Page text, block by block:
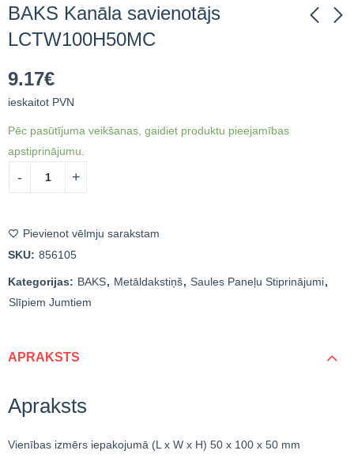
BAKS Kanāla savienotājs
LCTW100H50MC
9.17€
ieskaitot PVN
Pēc pasūtījuma veikšanas, gaidiet produktu pieejamības
apstiprinājumu.
Pievienot vēlmju sarakstam
SKU: 856105
Kategorijas: BAKS, Metāldakstiņš, Saules Paneļu Stiprinājumi,
Slīpiem Jumtiem
APRAKSTS
Apraksts
Vienības izmērs iepakojumā (L x W x H) 50 x 100 x 50 mm